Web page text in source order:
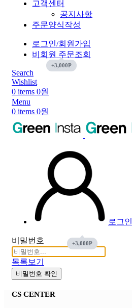
고객센터
공지사항
주문양식작성
로그인/회원가입
비회원 주문조회
Search
Wishlist
0 items 0원
Menu
0 items 0원
로그인
비밀번호
목록보기
비밀번호 확인
CS CENTER